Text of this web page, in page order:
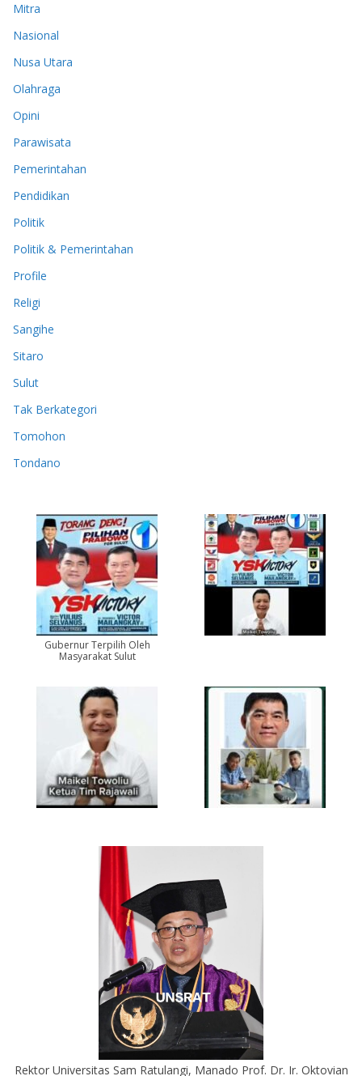
Mitra
Nasional
Nusa Utara
Olahraga
Opini
Parawisata
Pemerintahan
Pendidikan
Politik
Politik & Pemerintahan
Profile
Religi
Sangihe
Sitaro
Sulut
Tak Berkategori
Tomohon
Tondano
Gubernur Terpilih Oleh
Masyarakat Sulut
Rektor Universitas Sam Ratulangi, Manado Prof. Dr. Ir. Oktovian